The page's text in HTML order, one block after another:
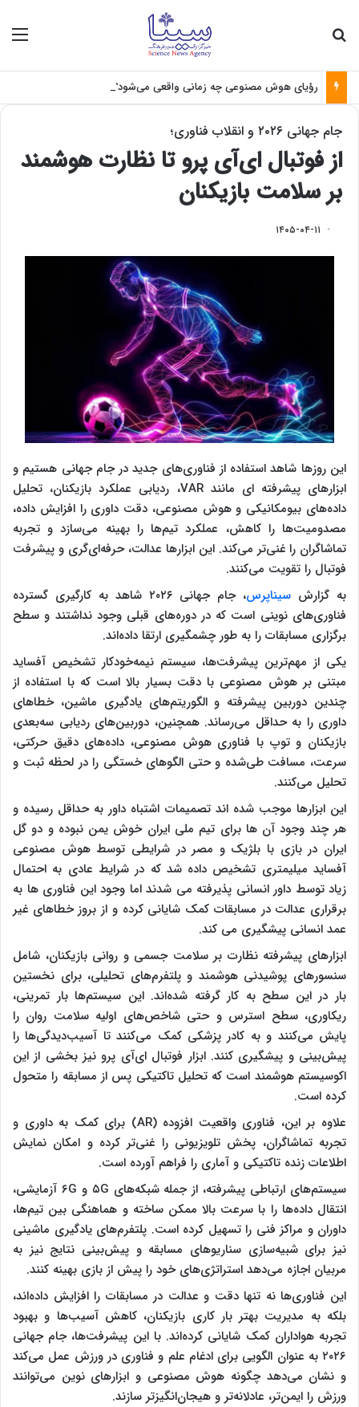
رؤیای هوش مصنوعی چه زمانی واقعی می‌شود؟
جام جهانی ۲۰۲۶ و انقلاب فناوری؛
از فوتبال ای‌آی پرو تا نظارت هوشمند
بر سلامت بازیکنان
۱۴۰۵-۰۴-۱۱
این روزها شاهد استفاده از فناوری‌های جدید در جام جهانی هستیم و
ابزارهای پیشرفته ای مانند VAR، ردیابی عملکرد بازیکنان، تحلیل
داده‌های بیومکانیکی و هوش مصنوعی، دقت داوری را افزایش داده،
مصدومیت‌ها را کاهش، عملکرد تیم‌ها را بهینه می‌سازد و تجربه
تماشاگران را غنی‌تر می‌کند. این ابزارها عدالت، حرفه‌ای‌گری و پیشرفت
فوتبال را تقویت می‌کنند.
به گزارش سیناپرس
، جام جهانی ۲۰۲۶ شاهد به کارگیری گسترده
فناوری‌های نوینی است که در دوره‌های قبلی وجود نداشتند و سطح
برگزاری مسابقات را به طور چشمگیری ارتقا داده‌اند.
یکی از مهم‌ترین پیشرفت‌ها، سیستم نیمه‌خودکار تشخیص آفساید
مبتنی بر هوش مصنوعی با دقت بسیار بالا است که با استفاده از
چندین دوربین پیشرفته و الگوریتم‌های یادگیری ماشین، خطاهای
داوری را به حداقل می‌رساند. همچنین، دوربین‌های ردیابی سه‌بعدی
بازیکنان و توپ با فناوری هوش مصنوعی، داده‌های دقیق حرکتی،
سرعت، مسافت طی‌شده و حتی الگوهای خستگی را در لحظه ثبت و
تحلیل می‌کنند.
این ابزارها موجب شده اند تصمیمات اشتباه داور به حداقل رسیده و
هر چند وجود آن ها برای تیم ملی ایران خوش یمن نبوده و دو گل
ایران در بازی با بلژیک و مصر در شرایطی توسط هوش مصنوعی
آفساید میلیمتری تشخیص داده شد که در شرایط عادی به احتمال
زیاد توسط داور انسانی پذیرفته می شدند اما وجود این فناوری ها به
برقراری عدالت در مسابقات کمک شایانی کرده و از بروز خطاهای غیر
عمد انسانی پیشگیری می کند.
ابزارهای پیشرفته نظارت بر سلامت جسمی و روانی بازیکنان، شامل
سنسورهای پوشیدنی هوشمند و پلتفرم‌های تحلیلی، برای نخستین
بار در این سطح به کار گرفته شده‌اند. این سیستم‌ها بار تمرینی،
ریکاوری، سطح استرس و حتی شاخص‌های اولیه سلامت روان را
پایش می‌کنند و به کادر پزشکی کمک می‌کنند تا آسیب‌دیدگی‌ها را
پیش‌بینی و پیشگیری کنند. ابزار فوتبال ای‌آی پرو نیز بخشی از این
اکوسیستم هوشمند است که تحلیل تاکتیکی پس از مسابقه را متحول
کرده است.
علاوه بر این، فناوری واقعیت افزوده (AR) برای کمک به داوری و
تجربه تماشاگران، پخش تلویزیونی را غنی‌تر کرده و امکان نمایش
اطلاعات زنده تاکتیکی و آماری را فراهم آورده است.
سیستم‌های ارتباطی پیشرفته، از جمله شبکه‌های ۵G و ۶G آزمایشی،
انتقال داده‌ها را با سرعت بالا ممکن ساخته و هماهنگی بین تیم‌ها،
داوران و مراکز فنی را تسهیل کرده است. پلتفرم‌های یادگیری ماشینی
نیز برای شبیه‌سازی سناریوهای مسابقه و پیش‌بینی نتایج نیز به
مربیان اجازه می‌دهد استراتژی‌های خود را پیش از بازی بهینه کنند.
این فناوری‌ها نه تنها دقت و عدالت در مسابقات را افزایش داده‌اند،
بلکه به مدیریت بهتر بار کاری بازیکنان، کاهش آسیب‌ها و بهبود
تجربه هواداران کمک شایانی کرده‌اند. با این پیشرفت‌ها، جام جهانی
۲۰۲۶ به عنوان الگویی برای ادغام علم و فناوری در ورزش عمل می‌کند
و نشان می‌دهد چگونه هوش مصنوعی و ابزارهای نوین می‌توانند
ورزش را ایمن‌تر، عادلانه‌تر و هیجان‌انگیزتر سازند.